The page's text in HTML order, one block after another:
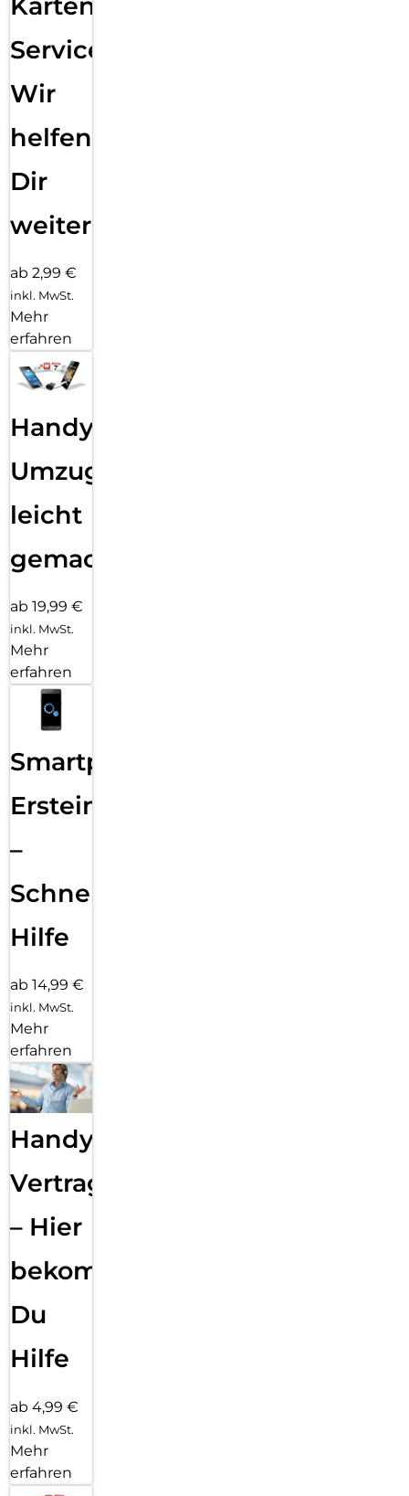
Service:
Wir
helfen
Dir
weiter
ab 2,99 €
inkl. MwSt.
Mehr
erfahren
Handy
Umzug
leicht
gemacht!
ab 19,99 €
inkl. MwSt.
Mehr
erfahren
Smartphone
Ersteinrichtung
–
Schnelle
Hilfe
ab 14,99 €
inkl. MwSt.
Mehr
erfahren
Handy
Vertragsabwicklung
– Hier
bekommst
Du
Hilfe
ab 4,99 €
inkl. MwSt.
Mehr
erfahren